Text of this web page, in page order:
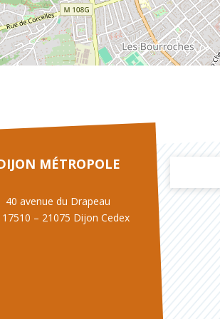
MÉTROPOLE
40 avenue du Drapeau
17510 – 21075 Dijon Cedex